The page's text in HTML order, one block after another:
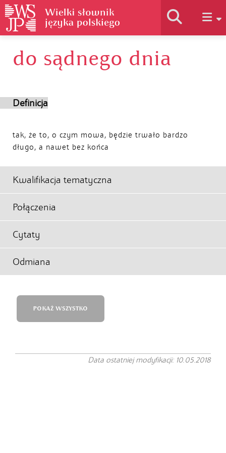
Historia słownika
do sądnego dnia
Definicja
tak, że to, o czym mowa, będzie trwało bardzo
długo, a nawet bez końca
Kwalifikacja tematyczna
Połączenia
Cytaty
Odmiana
POKAŻ WSZYSTKO
Data ostatniej modyfikacji: 10.05.2018